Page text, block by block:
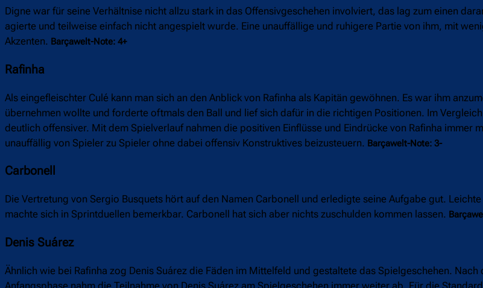
Digne war für seine Verhältnise nicht allzu stark in das Offensivgeschehen involviert, das lag zum einen
agierte und teilweise einfach nicht angespielt wurde. Eine unauffällige und ruhigere Partie von ihm, mit
Akzenten. Barçawelt-Note: 4+
Rafinha
Als eingefleischter Culé kann man sich an den Anblick von Rafinha als Kapitän gewöhnen. Es war ihm
übernehmen wollte und forderte oftmals den Ball und lief sich dafür in die richtigen Positionen. Im
deutlich offensiver. Mit dem Spielverlauf nahmen die positiven Einflüsse und Eindrücke von Rafinha immer
unauffällig von Spieler zu Spieler ohne dabei offensiv Konstruktives beizusteuern. Barçawelt-Note: 3-
Carbonell
Die Vertretung von Sergio Busquets hört auf den Namen Carbonell und erledigte seine Aufgabe gut.
machte sich in Sprintduellen bemerkbar. Carbonell hat sich aber nichts zuschulden kommen lassen.
Denis Suárez
Ähnlich wie bei Rafinha zog Denis Suárez die Fäden im Mittelfeld und gestaltete das Spielgeschehen. Nach
Anfangsphase nahm die Teilnahme von Denis Suárez am Spielgeschehen immer weiter ab. Für die